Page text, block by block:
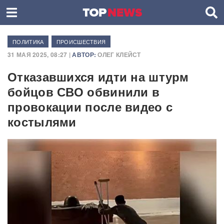
ПОЛИТИКА ПРОИСШЕСТВИЯ
31 МАЯ 2025, 08:27 |АВТОР: ОЛЕГ КЛЕЙСТ
Отказавшихся идти на штурм
бойцов СВО обвинили в
провокации после видео с
костылями